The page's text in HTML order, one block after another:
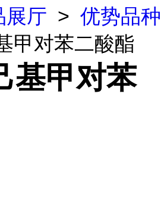
展厅 > 优势品种
甲对苯二酸酯
基甲对苯